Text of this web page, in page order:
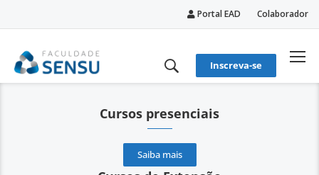
Portal EAD Colaborador
Inscreva-se
Cursos presenciais
Saiba mais